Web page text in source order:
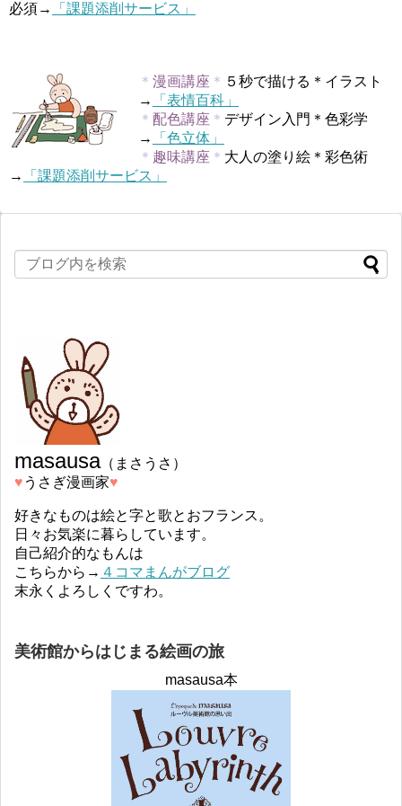
必須→
「課題添削サービス」
＊ 漫画講座 ＊ ５秒で描ける＊イラスト
→
「表情百科」
＊ 配色講座 ＊ デザイン入門＊色彩学
→
「色立体」
＊ 趣味講座 ＊ 大人の塗り絵＊彩色術
→
「課題添削サービス」
masausa（まさうさ）
♥︎ うさぎ漫画家♥︎
好きなものは絵と字と歌とおフランス。
日々お気楽に暮らしています。
自己紹介的なもんは
こちらから→ ４コマまんがブログ
末永くよろしくですわ。
美術館からはじまる絵画の旅
masausa本